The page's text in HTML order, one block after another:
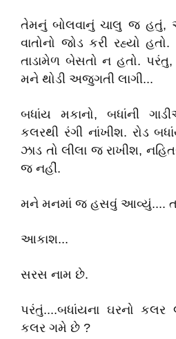
તેમનું બોલવાનું ચાલુ જ હતું,
વાતોનો જોડ કરી રહ્યો
તાડામેળ બેસતો ન હતો. પરંતુ,
મને થોડી અજુગતી લાગી...
બધાંય મકાનો, બધાંની
કલરથી રંગી નાંખીશ. રોડ
ઝાડ તો લીલા જ રાખીશ,
જ નહીં.
મને મનમાં જ હસવું આવ્યું....
આકાશ...
સરસ નામ છે.
પરંતું....બધાંયના ઘરનો
કલર ગમે છે ?